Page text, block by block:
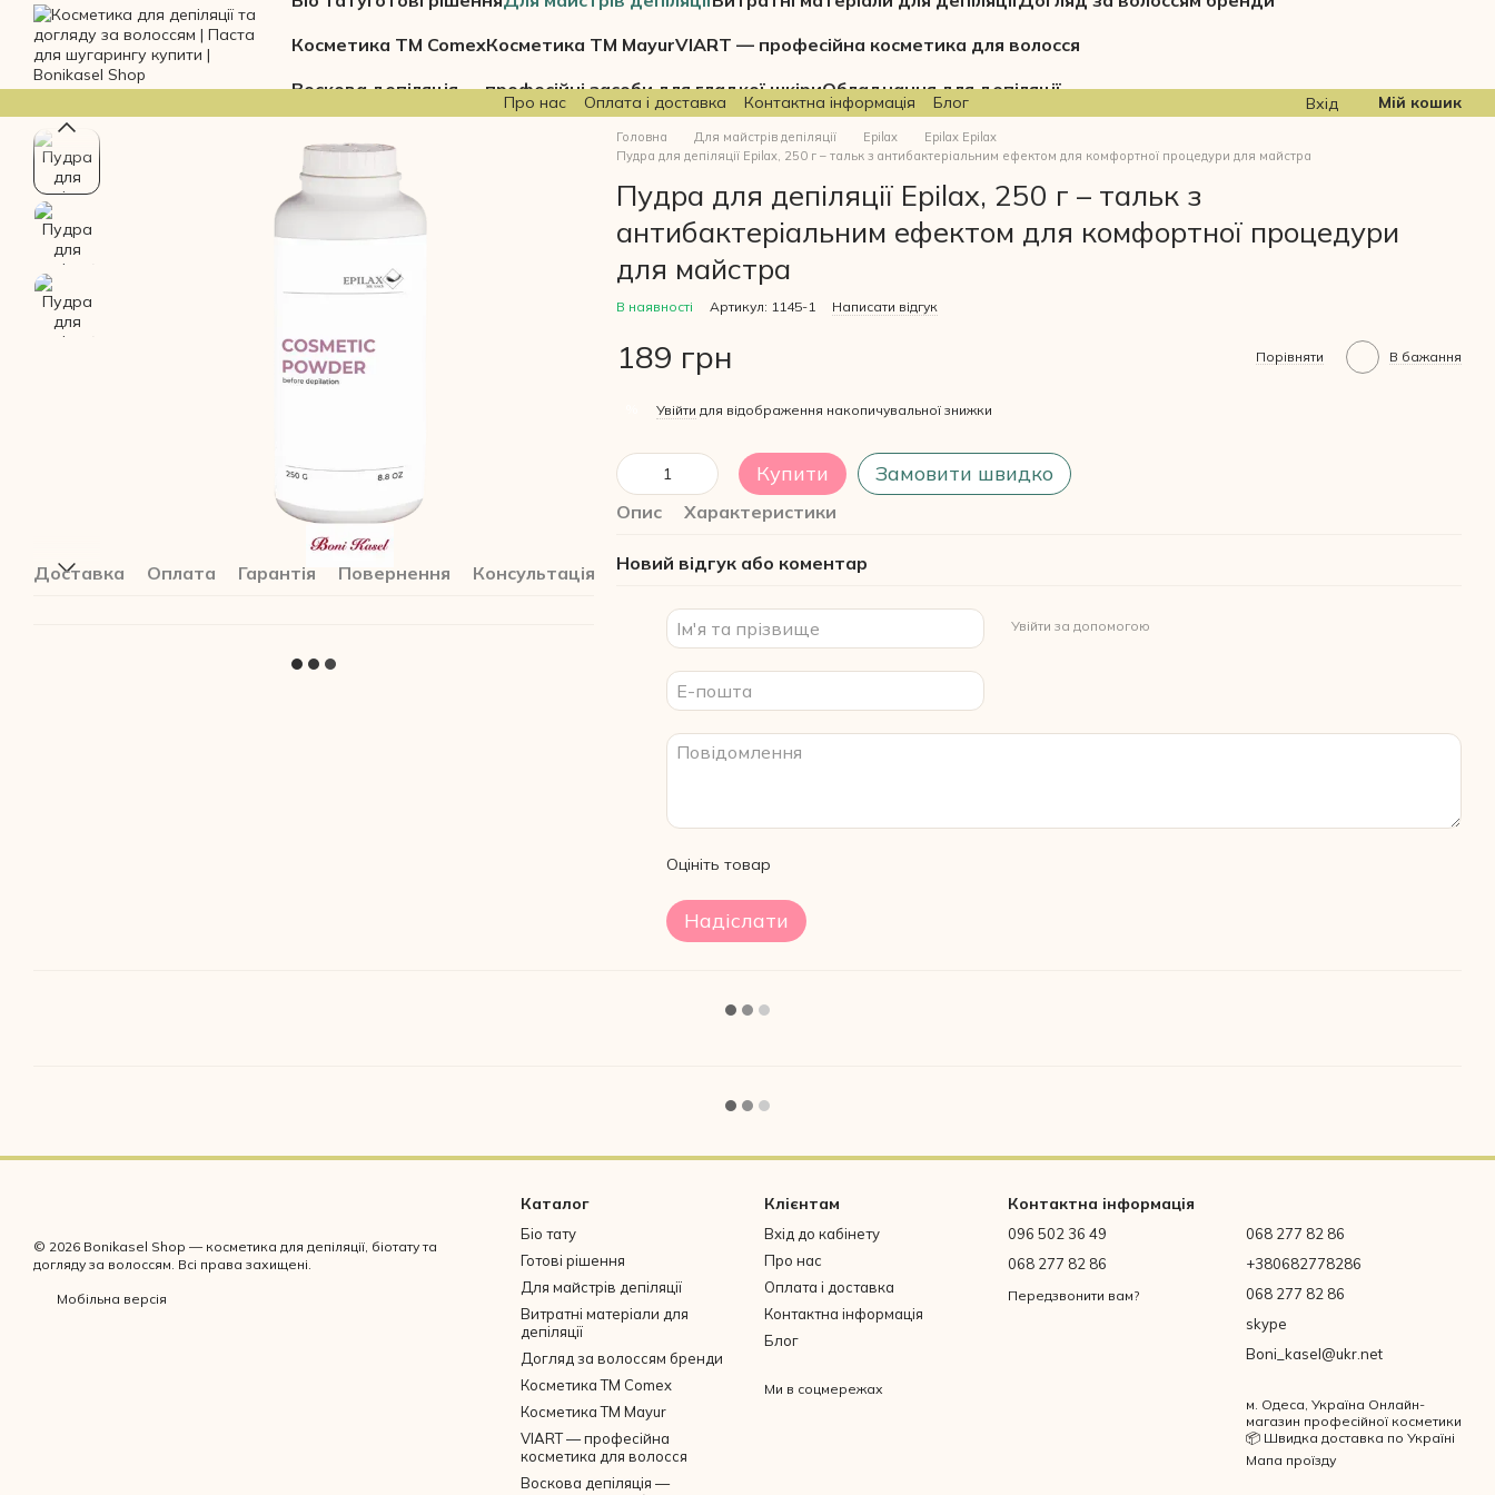
Перейти до основного контенту
Косметика ТМ ComexКосметика ТМ MayurVIART — професійна косметика для волосся
Воскова депіляція — професійні засоби для гладкої шкіриОбладнання для депіляції
Про нас Оплата і доставка Контактна інформація Блог Вхід Мій кошик
Доставка Оплата Гарантія Повернення Консультація
Головна Для майстрів депіляції Epilax
Epilax Epilax
Пудра для депіляції Epilax, 250 г – тальк з антибактеріальним ефектом для комфортної процедури для майстра
Пудра для депіляції Epilax, 250 г – тальк з
антибактеріальним ефектом для комфортної процедури
для майстра
В наявності Артикул: 1145-1 Написати відгук
189 грн Порівняти В бажання
Увійти для відображення накопичувальної знижки
Купити Замовити швидко
Опис Характеристики
Новий відгук або коментар
Увійти за допомогою
Оцініть товар
Надіслати
© 2026 Bonikasel Shop — косметика для депіляції, біотату та
догляду за волоссям. Всі права захищені.
Мобільна версія
Каталог
Біо тату
Готові рішення
Для майстрів депіляції
Витратні матеріали для
депіляції
Догляд за волоссям бренди
Косметика ТМ Comex
Косметика ТМ Mayur
VIART — професійна
косметика для волосся
Воскова депіляція —
Клієнтам
Вхід до кабінету
Про нас
Оплата і доставка
Контактна інформація
Блог
Ми в соцмережах
Контактна інформація
096 502 36 49
068 277 82 86
Передзвонити вам?
068 277 82 86
+380682778286
068 277 82 86
skype
Boni_kasel@ukr.net
м. Одеса, Україна Онлайн-
магазин професійної косметики
📦 Швидка доставка по Україні
Мапа проїзду